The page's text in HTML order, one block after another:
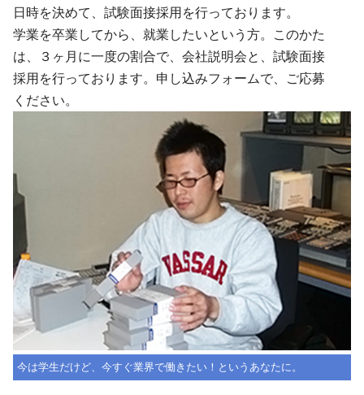
日時を決めて、試験面接採用を行っております。
学業を卒業してから、就業したいという方。このかた
は、３ヶ月に一度の割合で、会社説明会と、試験面接
採用を行っております。申し込みフォームで、ご応募
ください。
今は学生だけど、今すぐ業界で働きたい！というあなたに。